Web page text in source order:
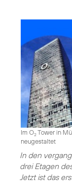
Im O2Tower in
neugestaltet
In den
drei Etagen
Jetzt ist das